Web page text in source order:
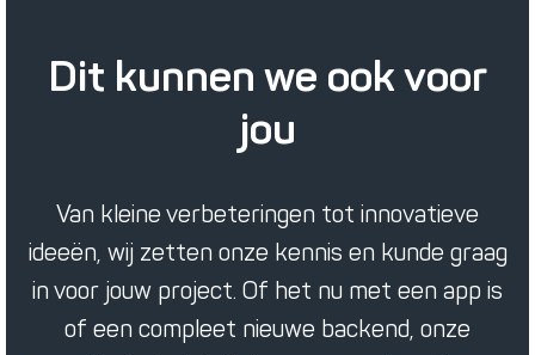
Dit kunnen we ook voor
jou
Van kleine verbeteringen tot innovatieve
ideeën, wij zetten onze kennis en kunde graag
in voor jouw project. Of het nu met een app is
of een compleet nieuwe backend, onze